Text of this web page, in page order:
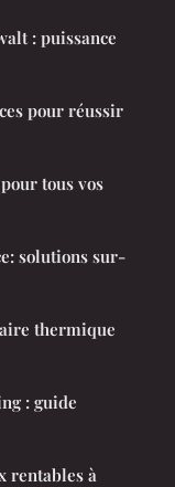
: puissance
pour réussir
tous vos
solutions sur-
thermique
: guide
rentables à